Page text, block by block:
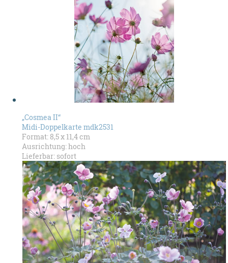
„Cosmea II“
Midi-Doppelkarte mdk2531
Format: 8,5 x 11,4 cm
Ausrichtung: hoch
Lieferbar: sofort